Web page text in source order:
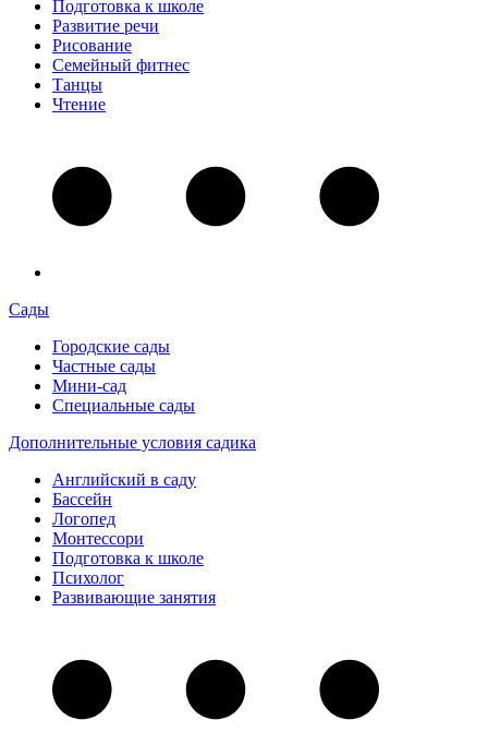
Подготовка к школе
Развитие речи
Рисование
Семейный фитнес
Танцы
Чтение
Сады
Городские сады
Частные сады
Мини-сад
Специальные сады
Дополнительные условия садика
Английский в саду
Бассейн
Логопед
Монтессори
Подготовка к школе
Психолог
Развивающие занятия